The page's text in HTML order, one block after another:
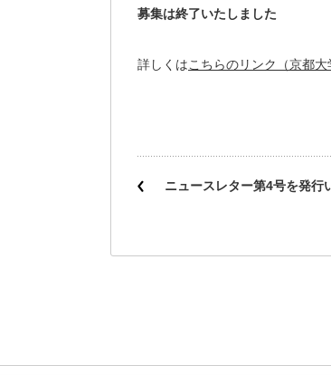
募集は終了いたしました
詳しくはこちらのリンク（京都大
ニュースレター第4号を発行